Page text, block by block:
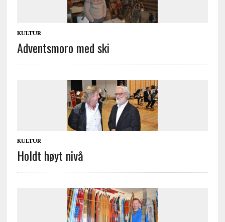
KULTUR
Adventsmoro med ski
KULTUR
Holdt høyt nivå